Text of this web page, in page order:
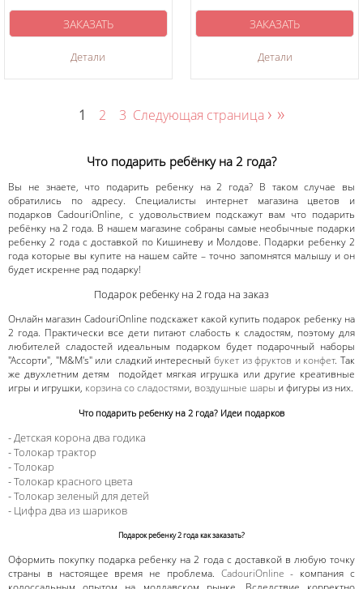
Детали
ЗАКАЗАТЬ
Детали
ЗАКАЗАТЬ
1 2 3 Следующая страница › »
Что подарить ребёнку на 2 года?
Вы не знаете, что подарить ребенку на 2 года? В таком случае вы
обратились по адресу. Специалисты интернет магазина цветов и
подарков CadouriOnline, с удовольствием подскажут вам что подарить
ребёнку на 2 года. В нашем магазине собраны самые необычные подарки
ребенку 2 года с доставкой по Кишиневу и Молдове. Подарки ребенку 2
года которые вы купите на нашем сайте – точно запомнятся малышу и он
будет искренне рад подарку!
Подарок ребенку на 2 года на заказ
Онлайн магазин CadouriOnline подскажет какой купить подарок ребенку на
2 года. Практически все дети питают слабость к сладостям, поэтому для
любителей сладостей идеальным подарком будет подарочный наборы
"Ассорти", "M&M's" или сладкий интересный букет из фруктов и конфет. Так
же двухлетним детям подойдет мягкая игрушка или другие креативные
игры и игрушки, корзина со сладостями, воздушные шары и фигуры из них.
Что подарить ребенку на 2 года? Идеи подарков
-Детская корона два годика
-Толокар трактор
-Толокар
-Толокар красного цвета
-Толокар зеленый для детей
- Цифра два из шариков
Подарок ребенку 2 года как заказать?
Оформить покупку подарка ребенку на 2 года с доставкой в любую точку
страны в настоящее время не проблема. CadouriOnline - компания с